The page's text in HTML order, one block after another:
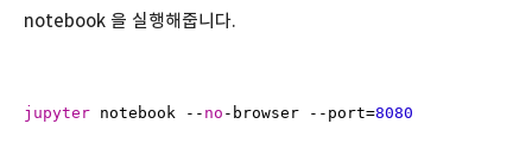
notebook 을 실행해줍니다.
jupyter notebook -- no -browser --port=8080